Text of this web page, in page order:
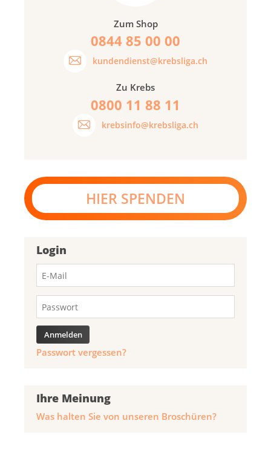
Zum Shop
0844 85 00 00
kundendienst@krebsliga.ch
Zu Krebs
0800 11 88 11
krebsinfo@krebsliga.ch
HIER SPENDEN
Login
Passwort vergessen?
Ihre Meinung
Was halten Sie von unseren Broschüren?